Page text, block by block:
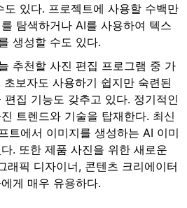
있다. 프로젝트에 사용할 수백만
탐색하거나 AI를 사용하여 텍스
생성할 수도 있다.
추천할 사진 편집 프로그램 중 가
보자도 사용하기 쉽지만 숙련된
집 기능도 갖추고 있다. 정기적인
트렌드와 기술을 탑재한다. 최신
트에서 이미지를 생성하는 AI 이미
. 또한 제품 사진을 위한 새로운
래픽 디자이너, 콘텐츠 크리에이터
게 매우 유용하다.